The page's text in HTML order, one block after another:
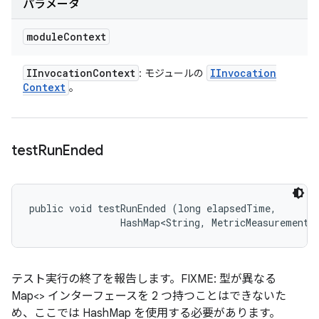
パラメータ
moduleContext
IInvocationContext : モジュールの
IInvocation
Context 。
testRunEnded
public void testRunEnded (long elapsedTime,
HashMap<String,
テスト実行の終了を報告します。FIXME: 型が異なる
Map<> インターフェースを 2 つ持つことはできないた
め、ここでは HashMap を使用する必要があります。